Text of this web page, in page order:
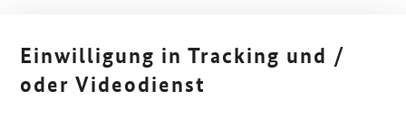
Einwilligung in Tracking und /
oder Videodienst